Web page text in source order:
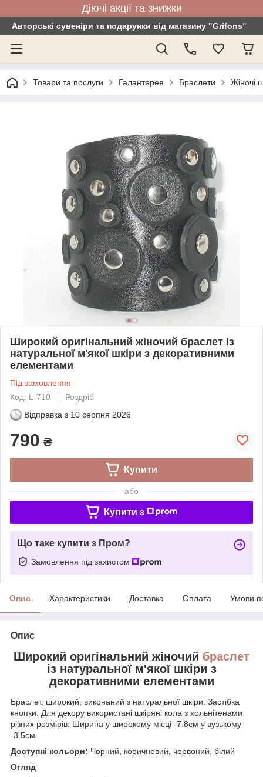
Діючі акції та знижки
Авторські сувеніри та подарунки від магазину "Grifons"
Товари та послуги Галантерея Браслети Жіночі
Широкий оригінальний жіночий браслет із
натуральної м'якої шкіри з декоративними
елементами
Під замовлення
Код: L-710
Роздріб
Відправка з 10 серпня 2026
790 ₴
Купити
або
Купити з
Що таке купити з Пром?
Замовлення під захистом
Опис Характеристики Доставка Оплата Умови
Опис
Широкий оригінальний жіночий браслет
із натуральної м'якої шкіри з
декоративними елементами
Браслет, широкий, виконаний з натуральної шкіри. Застібка
кнопки. Для декору використані шкіряні кола з хольнітенами
різних розмірів. Ширина у широкому місці -7.8см у вузькому
-3.5см.
Доступні кольори: Чорний, коричневий, червоний, білий
Огляд